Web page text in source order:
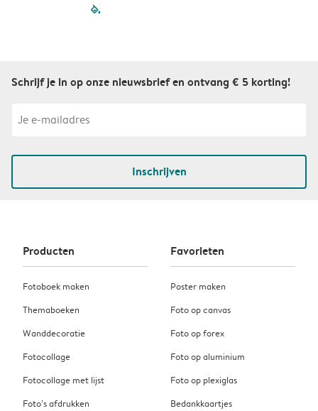
filled-pagination
Schrijf je in op onze nieuwsbrief en ontvang € 5 korting!
Inschrijven
Producten
Fotoboek maken
Themaboeken
Wanddecoratie
Fotocollage
Fotocollage met lijst
Foto’s afdrukken
Favorieten
Poster maken
Foto op canvas
Foto op forex
Foto op aluminium
Foto op plexiglas
Bedankkaartjes